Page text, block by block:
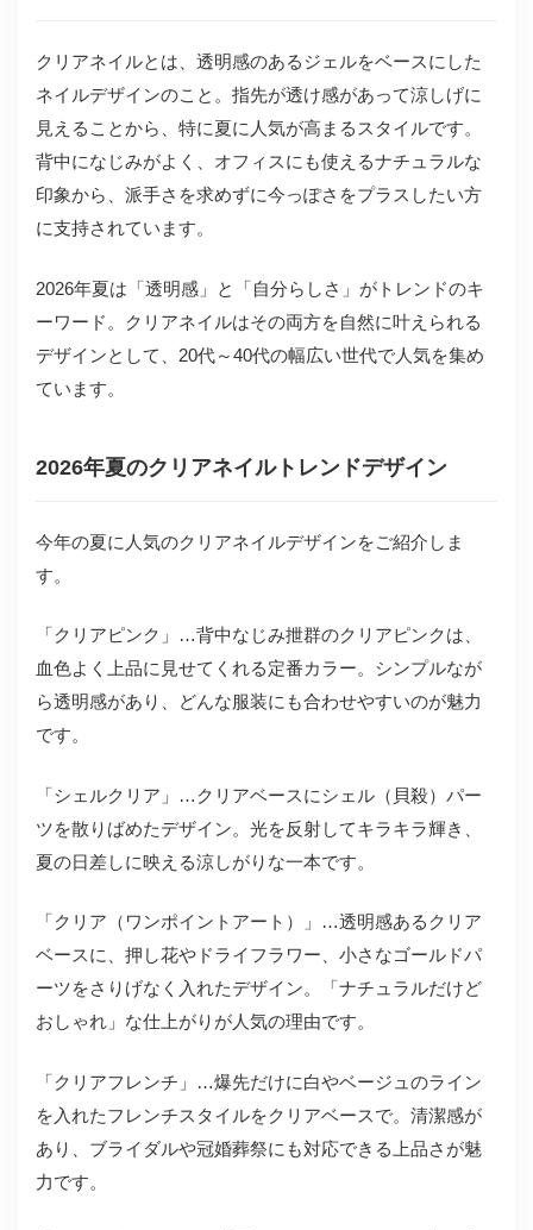
クリアネイルとは、透明感のあるジェルをベースにした
ネイルデザインのこと。指先が透け感があって涼しげに
見えることから、特に夏に人気が高まるスタイルです。
背中になじみがよく、オフィスにも使えるナチュラルな
印象から、派手さを求めずに今っぽさをプラスしたい方
に支持されています。
2026年夏は「透明感」と「自分らしさ」がトレンドのキ
ーワード。クリアネイルはその両方を自然に叶えられる
デザインとして、20代～40代の幅広い世代で人気を集め
ています。
2026年夏のクリアネイルトレンドデザイン
今年の夏に人気のクリアネイルデザインをご紹介しま
す。
「クリアピンク」…背中なじみ抴群のクリアピンクは、
血色よく上品に見せてくれる定番カラー。シンプルなが
ら透明感があり、どんな服装にも合わせやすいのが魅力
です。
「シェルクリア」…クリアベースにシェル（貝殺）パー
ツを散りばめたデザイン。光を反射してキラキラ輝き、
夏の日差しに映える涼しがりな一本です。
「クリア（ワンポイントアート）」…透明感あるクリア
ベースに、押し花やドライフラワー、小さなゴールドパ
ーツをさりげなく入れたデザイン。「ナチュラルだけど
おしゃれ」な仕上がりが人気の理由です。
「クリアフレンチ」…爆先だけに白やベージュのライン
を入れたフレンチスタイルをクリアベースで。清潔感が
あり、ブライダルや冠婚葬祭にも対応できる上品さが魅
力です。